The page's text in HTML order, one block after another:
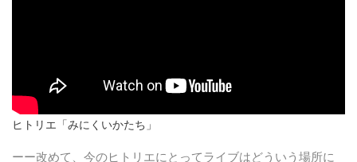
ヒトリエ「みにくいかたち」
ーー改めて、今のヒトリエにとってライブはどういう場所に